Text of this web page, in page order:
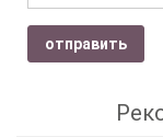
отправить